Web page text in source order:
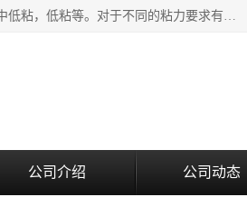
该类保护膜有复合，透明、奶白、蓝色、黑白等膜型。特高粘，高粘，中高粘，中粘，中低粘，低粘等。对于不同的粘力要求有相应的产品相适配。无胶渍残留污染。在较宽的收卷幅度下平整无皱纹，收卷长度大，利于机械化及自动化施工粘贴。为您的产品提供的表面保护解决方案。 产品广泛适用于：铝材、不锈钢、金属、塑料、电子、家电、家具、玻璃、化工材料、装饰材料等。
公司介绍 公司动态